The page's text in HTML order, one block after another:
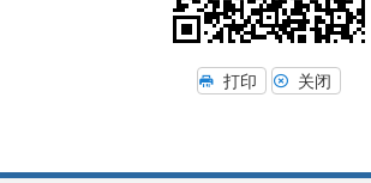
打印 关闭